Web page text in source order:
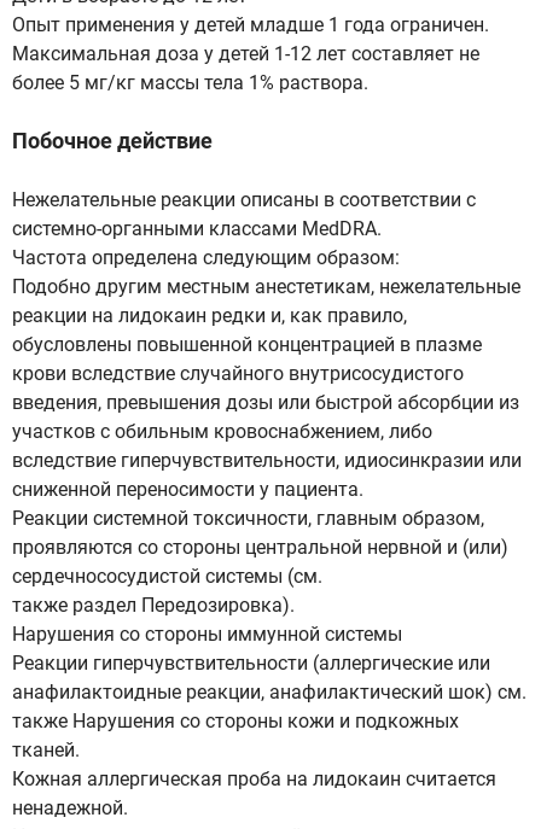
Опыт применения у детей младше 1 года ограничен.
Максимальная доза у детей 1-12 лет составляет не
более 5 мг/кг массы тела 1% раствора.
Побочное действие
Нежелательные реакции описаны в соответствии с
системно-органными классами MedDRA.
Частота определена следующим образом:
Подобно другим местным анестетикам, нежелательные
реакции на лидокаин редки и, как правило,
обусловлены повышенной концентрацией в плазме
крови вследствие случайного внутрисосудистого
введения, превышения дозы или быстрой абсорбции из
участков с обильным кровоснабжением, либо
вследствие гиперчувствительности, идиосинкразии или
сниженной переносимости у пациента.
Реакции системной токсичности, главным образом,
проявляются со стороны центральной нервной и (или)
сердечнососудистой системы (см.
также раздел Передозировка).
Нарушения со стороны иммунной системы
Реакции гиперчувствительности (аллергические или
анафилактоидные реакции, анафилактический шок) см.
также Нарушения со стороны кожи и подкожных
тканей.
Кожная аллергическая проба на лидокаин считается
ненадежной.